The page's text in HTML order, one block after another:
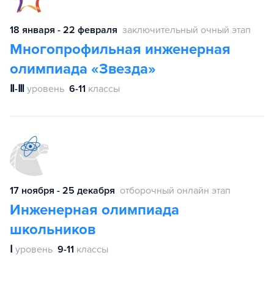
18 января - 22 февраля заключительный очный этап
Многопрофильная инженерная
олимпиада «Звезда»
Ⅱ-Ⅲ уровень 6-11 классы
17 ноября - 25 декабря отборочный онлайн этап
Инженерная олимпиада
школьников
Ⅰ уровень 9-11 классы